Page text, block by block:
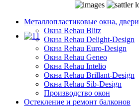
Металлопластиковые окна, двери
Окна Rehau Blitz
Окна Rehau Delight-Design
Окна Rehau Euro-Design
Окна Rehau Geneo
Окна Rehau Intelio
Окна Rehau Вrillant-Design
Окна Rehau Sib-Design
Производство окон
Остекление и ремонт балконов